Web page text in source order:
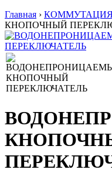
Главная ›
КНОПОЧНЫЙ